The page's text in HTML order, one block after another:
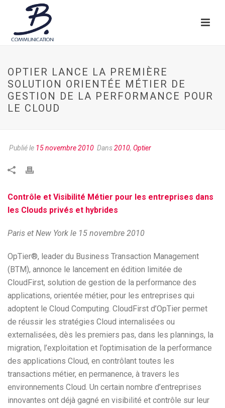
OPTIER LANCE LA PREMIÈRE
SOLUTION ORIENTÉE MÉTIER DE
GESTION DE LA PERFORMANCE POUR
LE CLOUD
Publié le 15 novembre 2010 Dans2010, Optier
Contrôle et Visibilité Métier pour les entreprises dans
les Clouds privés et hybrides
Paris et New York le 15 novembre 2010
OpTier®, leader du Business Transaction Management
(BTM), annonce le lancement en édition limitée de
CloudFirst, solution de gestion de la performance des
applications, orientée métier, pour les entreprises qui
adoptent le Cloud Computing. CloudFirst d’OpTier permet
de réussir les stratégies Cloud internalisées ou
externalisées, dès les premiers pas, dans les plannings, la
migration, l’exploitation et l’optimisation de la performance
des applications Cloud, en contrôlant toutes les
transactions métier, en permanence, à travers les
environnements Cloud. Un certain nombre d’entreprises
innovantes ont déjà gagné en visibilité et contrôle sur leur